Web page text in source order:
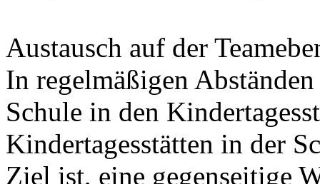
Austausch auf der
In regelmäßigen
Schule in den
Kindertagesstätten in der
Ziel ist, eine gegenseitige